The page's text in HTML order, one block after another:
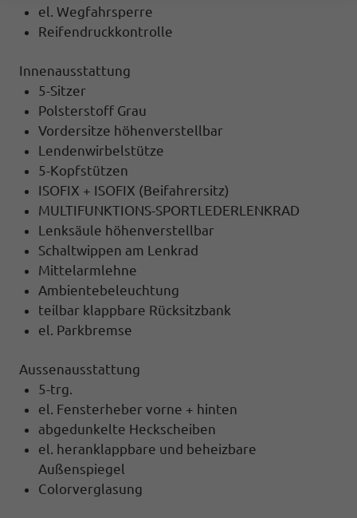
el. Wegfahrsperre
Reifendruckkontrolle
Innenausstattung
5-Sitzer
Polsterstoff Grau
Vordersitze höhenverstellbar
Lendenwirbelstütze
5-Kopfstützen
ISOFIX + ISOFIX (Beifahrersitz)
MULTIFUNKTIONS-SPORTLEDERLENKRAD
Lenksäule höhenverstellbar
Schaltwippen am Lenkrad
Mittelarmlehne
Ambientebeleuchtung
teilbar klappbare Rücksitzbank
el. Parkbremse
Aussenausstattung
5-trg.
el. Fensterheber vorne + hinten
abgedunkelte Heckscheiben
el. heranklappbare und beheizbare
Außenspiegel
Colorverglasung